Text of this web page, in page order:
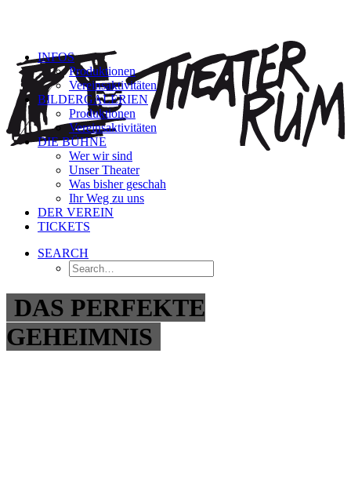
INFOS
Produktionen
Vereinsaktivitäten
BILDERGALERIEN
Produktionen
Vereinsaktivitäten
DIE BÜHNE
Wer wir sind
Unser Theater
Was bisher geschah
Ihr Weg zu uns
DER VEREIN
TICKETS
SEARCH
DAS PERFEKTE
GEHEIMNIS